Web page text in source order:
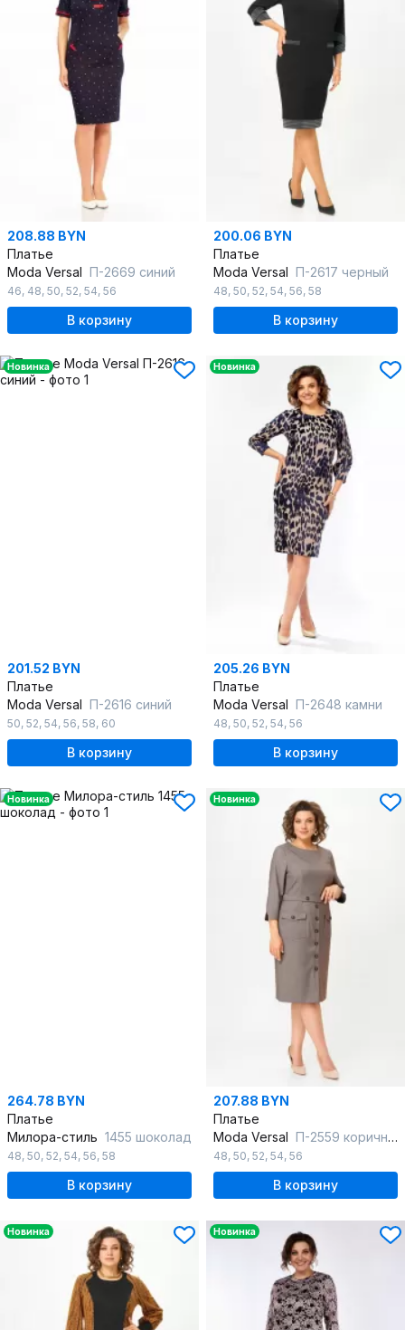
208.88 BYN
Платье
Moda Versal П-2669 синий
46, 48, 50, 52, 54, 56
В корзину
200.06 BYN
Платье
Moda Versal П-2617 черный
48, 50, 52, 54, 56, 58
В корзину
Новинка
201.52 BYN
Платье
Moda Versal П-2616 синий
50, 52, 54, 56, 58, 60
В корзину
Новинка
205.26 BYN
Платье
Moda Versal П-2648 камни
48, 50, 52, 54, 56
В корзину
Новинка
264.78 BYN
Платье
Милора-стиль 1455 шоколад
48, 50, 52, 54, 56, 58
В корзину
Новинка
207.88 BYN
Платье
Moda Versal П-2559 коричневый
48, 50, 52, 54, 56
В корзину
Новинка Новинка